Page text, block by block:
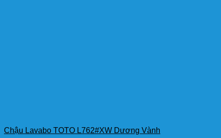
Chậu Lavabo TOTO L762#XW Dương Vành